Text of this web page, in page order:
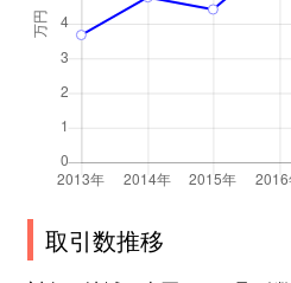
取引数推移